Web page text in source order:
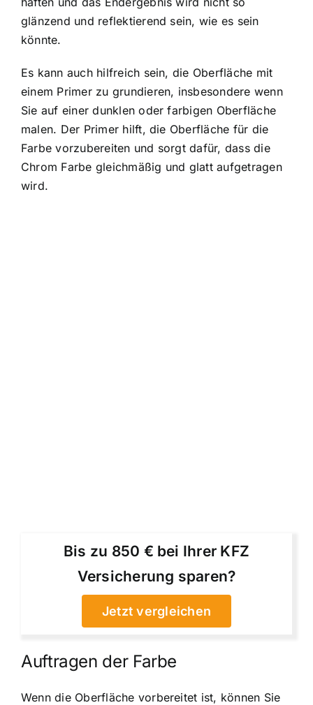
glänzend und reflektierend sein, wie es sein
könnte.
Es kann auch hilfreich sein, die Oberfläche mit
einem Primer zu grundieren, insbesondere wenn
Sie auf einer dunklen oder farbigen Oberfläche
malen. Der Primer hilft, die Oberfläche für die
Farbe vorzubereiten und sorgt dafür, dass die
Chrom Farbe gleichmäßig und glatt aufgetragen
wird.
Bis zu 850 € bei Ihrer KFZ
Versicherung sparen?
Jetzt vergleichen
Auftragen der Farbe
Wenn die Oberfläche vorbereitet ist, können Sie